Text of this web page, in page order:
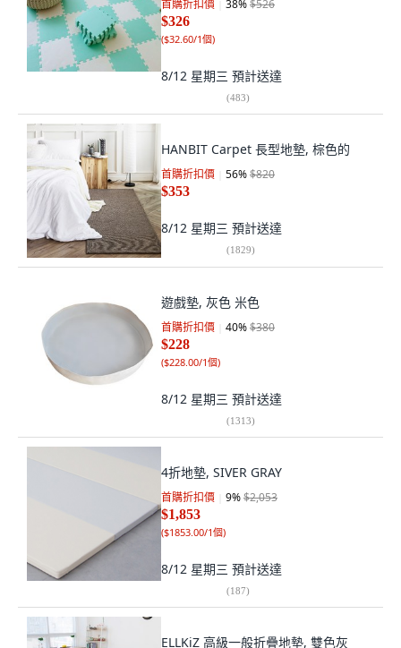
首購折扣價 38%$526
$326
($32.60/1個)
8/12 星期三 預計送達
(483)
HANBIT Carpet 長型地墊, 棕色的
首購折扣價 56%$820
$353
8/12 星期三 預計送達
(1829)
遊戲墊, 灰色 米色
首購折扣價 40%$380
$228
($228.00/1個)
8/12 星期三 預計送達
(1313)
4折地墊, SIVER GRAY
首購折扣價 9%$2,053
$1,853
($1853.00/1個)
8/12 星期三 預計送達
(187)
ELLKiZ 高級一般折疊地墊, 雙色灰